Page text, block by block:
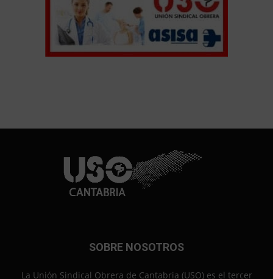
SOBRE NOSOTROS
La Unión Sindical Obrera de Cantabria (USO) es el tercer